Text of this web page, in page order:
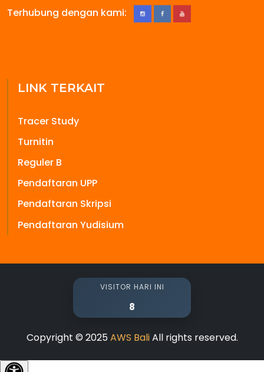
Terhubung dengan kami:
LINK TERKAIT
Tracer Study
Turnitin
Reguler B
Pendaftaran UPP
Pendaftaran Skripsi
Pendaftaran Yudisium
VISITOR HARI INI
8
Copyright © 2025AWS BaliAll rights reserved.